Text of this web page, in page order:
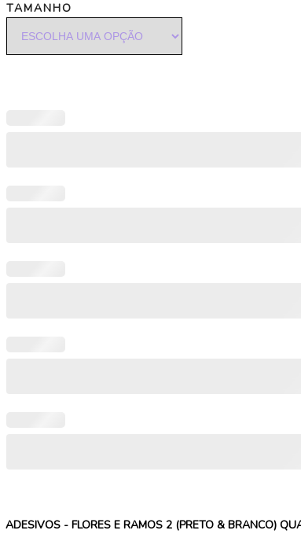
TAMANHO
ADESIVOS - FLORES E RAMOS 2 (PRETO & BRANCO)